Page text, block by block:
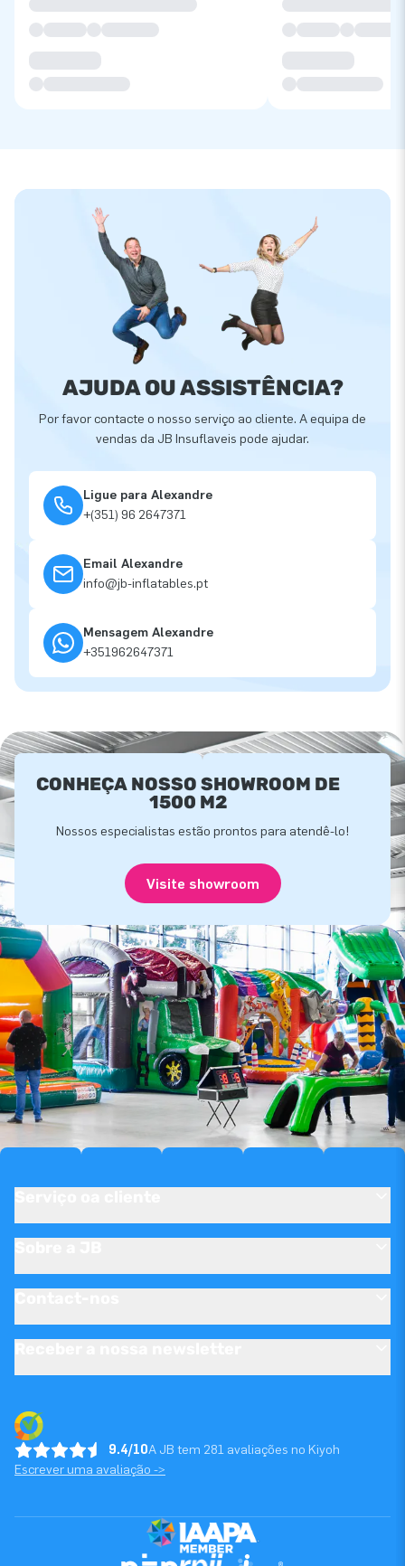
AJUDA OU ASSISTÊNCIA?
Por favor contacte o nosso serviço ao cliente. A equipa de
vendas da JB Insuflaveis pode ajudar.
Ligue para Alexandre
+(351) 96 2647371
Email Alexandre
info@jb-inflatables.pt
Mensagem Alexandre
+351962647371
CONHEÇA NOSSO SHOWROOM DE
1500 M2
Nossos especialistas estão prontos para atendê-lo!
Visite showroom
9.4/10A JB tem 281 avaliações no Kiyoh
Escrever uma avaliação ->